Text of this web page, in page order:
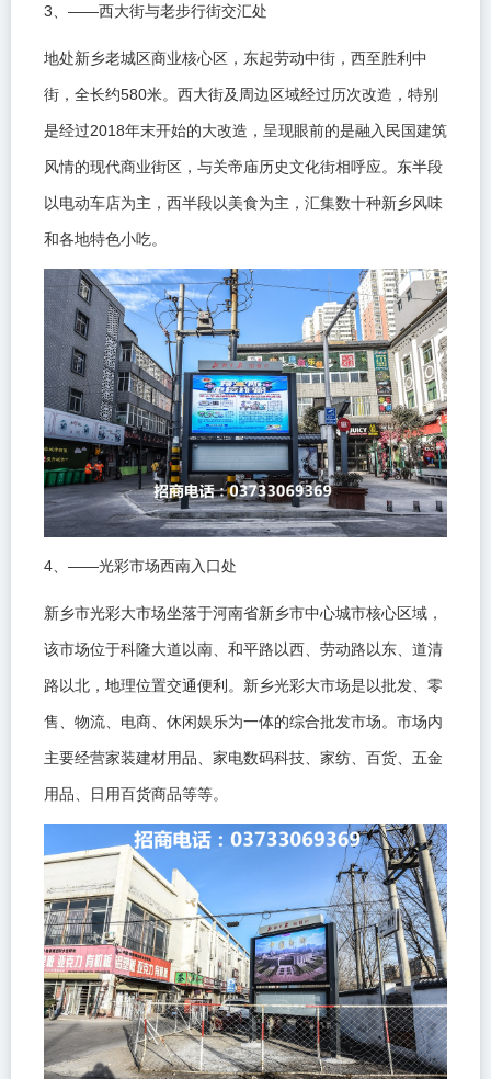
3 ——西大街与老步行街交汇处
地处新乡老城区商业核心区，东起劳动中街，西至胜利中
街，全长约580米。西大街及周边区域经过历次改造，特别
是经过2018年末开始的大改造，呈现眼前的是融入民国建筑
风情的现代商业街区，与关帝庙历史文化街相呼应。东半段
以电动车店为主，西半段以美食为主，汇集数十种新乡风味
和各地特色小吃。
4、 ——光彩市场西南入口处
新乡市光彩大市场坐落于河南省新乡市中心城市核心区域，
该市场位于科隆大道以南、和平路以西、劳动路以东、道清
路以北，地理位置交通便利。新乡光彩大市场是以批发、零
售、物流、电商、休闲娱乐为一体的综合批发市场。市场内
主要经营家装建材用品、家电数码科技、家纺、百货、五金
用品、日用百货商品等等。